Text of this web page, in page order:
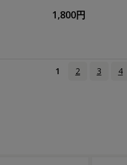
1,800円
1 2 3 4